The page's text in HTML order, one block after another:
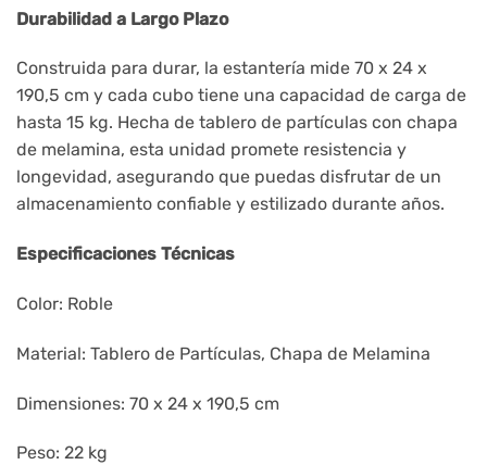
Durabilidad a Largo Plazo
Construida para durar, la estantería mide 70 x 24 x
190,5 cm y cada cubo tiene una capacidad de carga de
hasta 15 kg. Hecha de tablero de partículas con chapa
de melamina, esta unidad promete resistencia y
longevidad, asegurando que puedas disfrutar de un
almacenamiento confiable y estilizado durante años.
Especificaciones Técnicas
Color: Roble
Material: Tablero de Partículas, Chapa de Melamina
Dimensiones: 70 x 24 x 190,5 cm
Peso: 22 kg